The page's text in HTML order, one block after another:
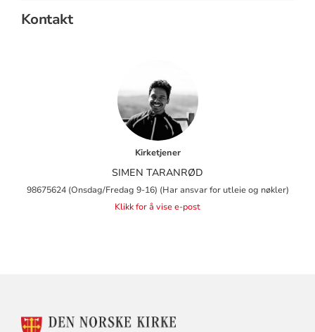
Kontakt
Kirketjener
SIMEN TARANRØD
98675624 (Onsdag/Fredag 9-16) (Har ansvar for utleie og nøkler)
Klikk for å vise e-post
KONTAKTINFORMASJON